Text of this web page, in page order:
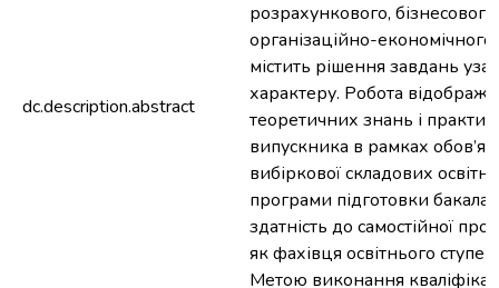
dc.description.abstract
розрахункового,
організаційно-
містить рішення завдань
характеру. Робота
теоретичних знань і
випускника в рамках
вибіркової складових
програми підготовки
здатність до самостійної
як фахівця освітнього
Метою виконання